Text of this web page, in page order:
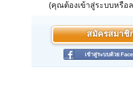
(คุณต้องเข้าสู่ระบบหรือ
สมัครสมาชิ
เข้าสู่ระบบด้วย